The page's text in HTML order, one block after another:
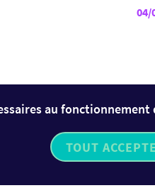
04/
au
TOUT